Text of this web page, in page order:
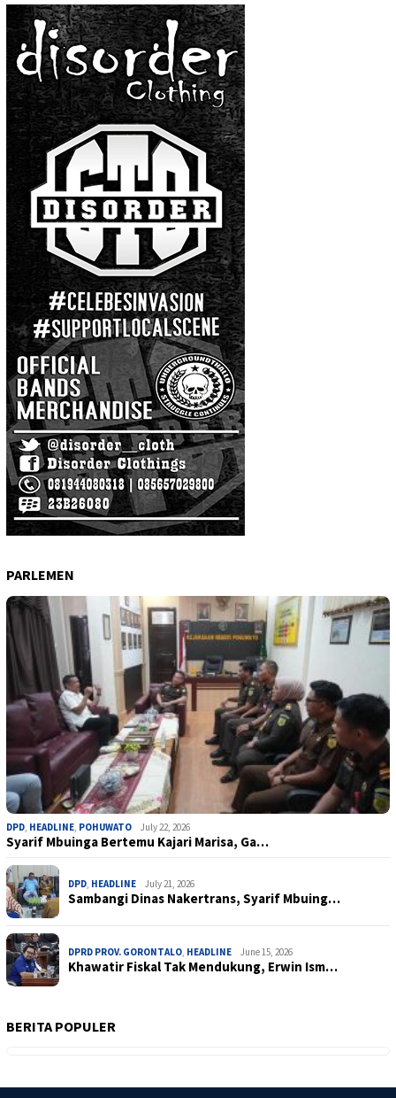
PARLEMEN
DPD, HEADLINE, POHUWATO July 22, 2026
Syarif Mbuinga Bertemu Kajari Marisa, Ga…
DPD, HEADLINE July 21, 2026
Sambangi Dinas Nakertrans, Syarif Mbuing…
DPRD PROV. GORONTALO, HEADLINE June 15, 2026
Khawatir Fiskal Tak Mendukung, Erwin Ism…
BERITA POPULER